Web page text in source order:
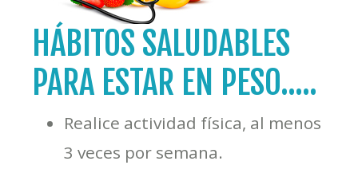
HÁBITOS SALUDABLES
PARA ESTAR EN PESO.....
Realice actividad física, al menos
3 veces por semana.